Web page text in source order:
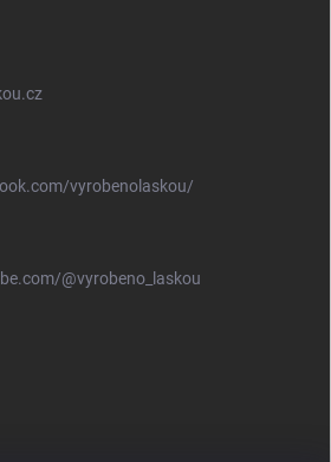
vyrobenolaskou/
@vyrobeno_laskou